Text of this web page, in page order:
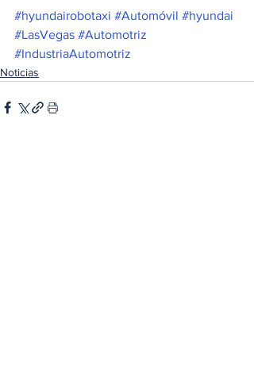
#hyundairobotaxi #Automóvil #hyundai
#LasVegas #Automotriz
#IndustriaAutomotriz
Noticias